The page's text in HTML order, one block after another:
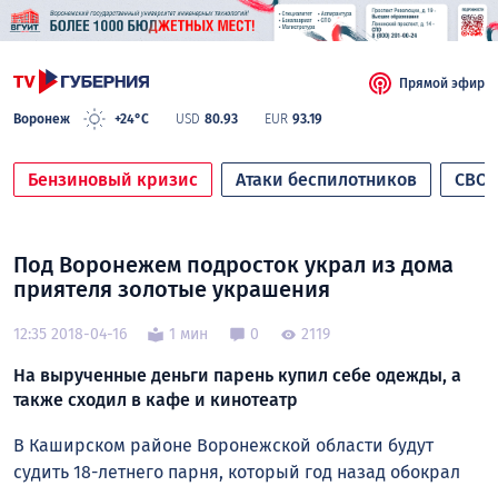
Воронеж +24°C USD 80.93 EUR 93.19
Прямой эфир
Бензиновый кризис Атаки беспилотников СВО
Под Воронежем подросток украл из дома
приятеля золотые украшения
12:35 2018-04-16 1 мин 0 2119
На вырученные деньги парень купил себе одежды, а
также сходил в кафе и кинотеатр
В Каширском районе Воронежской области будут
судить 18-летнего парня, который год назад обокрал